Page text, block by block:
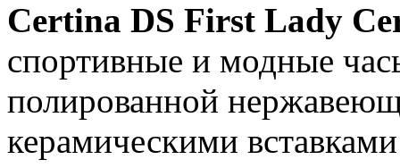
Certina DS First Lady
спортивные и модные
полированной
керамическими